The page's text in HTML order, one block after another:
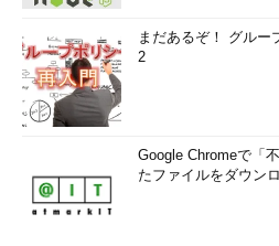
まだあるぞ！ グルー
2
Google Chromeで「
たファイルをダウン